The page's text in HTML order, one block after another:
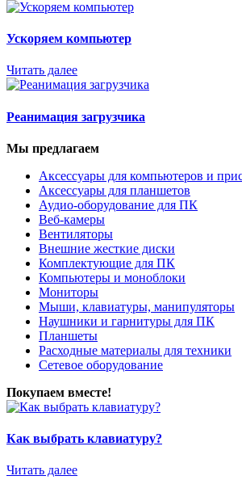
Ускоряем компьютер
Читать далее
Реанимация загрузчика
Мы предлагаем
Аксессуары для компьютеров и
Аксессуары для планшетов
Аудио-оборудование для ПК
Веб-камеры
Вентиляторы
Внешние жесткие диски
Комплектующие для ПК
Компьютеры и моноблоки
Мониторы
Мыши, клавиатуры, манипуляторы
Наушники и гарнитуры для ПК
Планшеты
Расходные материалы для техники
Сетевое оборудование
Покупаем вместе!
Как выбрать клавиатуру?
Читать далее